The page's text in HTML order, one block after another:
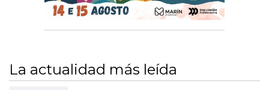
La actualidad más leída